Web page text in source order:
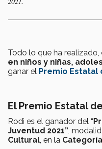
Todo lo que ha realizado,
en niños y niñas,
ganar el Premio Estatal
El Premio Estatal
Rodi es el ganador del “
Juventud 2021”,
Cultural, en la